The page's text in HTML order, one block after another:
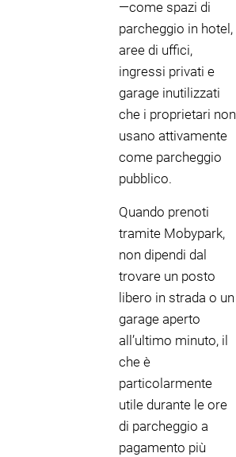
—come spazi di
parcheggio in hotel,
aree di uffici,
ingressi privati e
garage inutilizzati
che i proprietari non
usano attivamente
come parcheggio
pubblico.
Quando prenoti
tramite Mobypark,
non dipendi dal
trovare un posto
libero in strada o un
garage aperto
all’ultimo minuto, il
che è
particolarmente
utile durante le ore
di parcheggio a
pagamento più